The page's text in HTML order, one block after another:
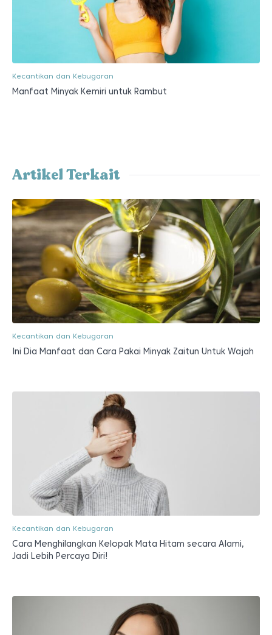
Kecantikan dan Kebugaran
Manfaat Minyak Kemiri untuk Rambut
Artikel Terkait
Kecantikan dan Kebugaran
Ini Dia Manfaat dan Cara Pakai Minyak Zaitun Untuk Wajah
Kecantikan dan Kebugaran
Cara Menghilangkan Kelopak Mata Hitam secara Alami,
Jadi Lebih Percaya Diri!